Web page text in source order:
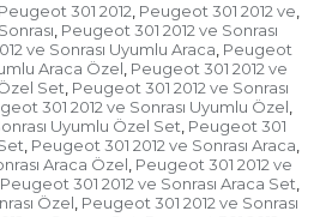
Peugeot 301 2012, Peugeot 301 2012 ve,
, Peugeot 301 2012 ve Sonrası
ve Sonrası Uyumlu Araca, Peugeot
Araca Özel, Peugeot 301 2012 ve
Set, Peugeot 301 2012 ve Sonrası
301 2012 ve Sonrası Uyumlu Özel,
Uyumlu Özel Set, Peugeot 301
, Peugeot 301 2012 ve Sonrası Araca,
Araca Özel, Peugeot 301 2012 ve
Peugeot 301 2012 ve Sonrası Araca Set,
Özel, Peugeot 301 2012 ve Sonrası